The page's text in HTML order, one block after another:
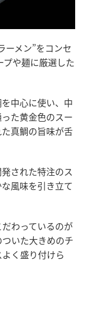
ーメン”をコンセ
プや麺に厳選した
中心に使い、中
た黄金色のスー
真鯛の旨味が舌
された特注のス
風味を引き立て
わっているのが
いた大きめのチ
く盛り付けら